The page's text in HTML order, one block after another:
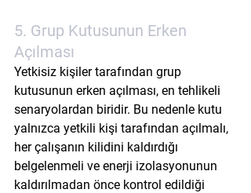
5. Grup Kutusunun Erken
Açılması
Yetkisiz kişiler tarafından grup
kutusunun erken açılması, en tehlikeli
senaryolardan biridir. Bu nedenle kutu
yalnızca yetkili kişi tarafından açılmalı,
her çalışanın kilidini kaldırdığı
belgelenmeli ve enerji izolasyonunun
kaldırılmadan önce kontrol edildiği